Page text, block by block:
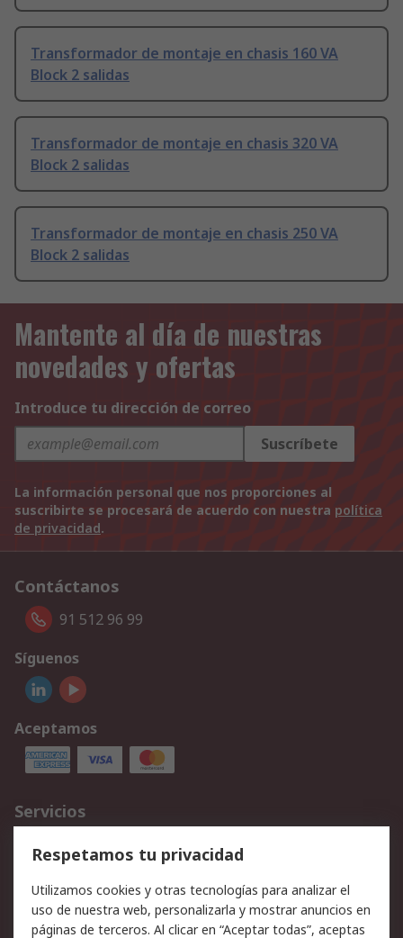
Transformador de montaje en chasis 160 VA
Block 2 salidas
Transformador de montaje en chasis 320 VA
Block 2 salidas
Transformador de montaje en chasis 250 VA
Block 2 salidas
Mantente al día de nuestras
novedades y ofertas
Introduce tu dirección de correo
Suscríbete
La información personal que nos proporciones al
suscribirte se procesará de acuerdo con nuestra política
de privacidad.
Contáctanos
91 512 96 99
Síguenos
Aceptamos
Servicios
Cómo realizar pedidos
Devoluciones
Facturación y pago
Ofertas
Soporte técnico
Respetamos tu privacidad
Utilizamos cookies y otras tecnologías para analizar el
uso de nuestra web, personalizarla y mostrar anuncios en
páginas de terceros. Al clicar en “Aceptar todas”, aceptas